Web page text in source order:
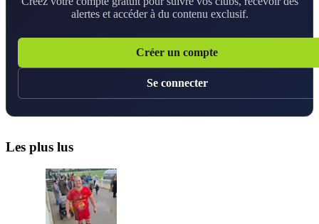
alertes et accéder à du contenu exclusif.
Créer un compte
Se connecter
Les plus lus